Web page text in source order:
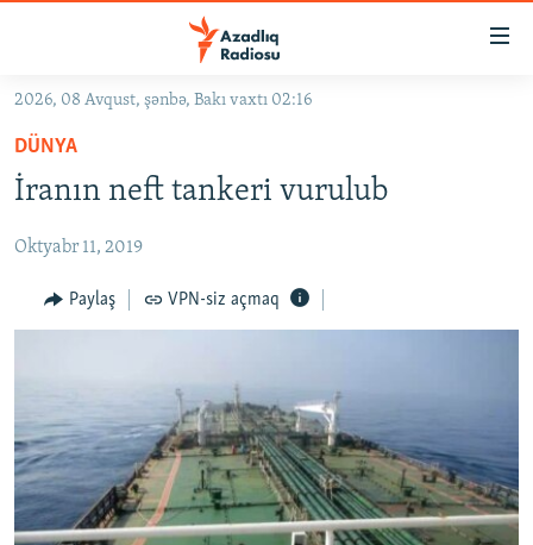
Əsas
qayıt
Əsas
qayıt
#ƏSLINDƏ
FƏRQƏ BAX
MULTIMEDIA
VIDEO
FOTOQALEREYA
RADIO ARXIV
OXU ZALI
HAQQIMIZDA
2026, 08 Avqust, şənbə, Bakı vaxtı 02:16
DÜNYA
İranın neft tankeri vurulub
Oktyabr 11, 2019
Paylaş VPN-siz açmaq